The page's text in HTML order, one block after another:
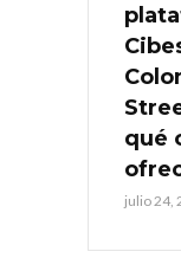
qué
julio 24,